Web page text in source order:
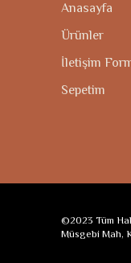
Anasayfa
Ürünler
İletişim
Sepetim
©2023 Tüm
Müsgebi Mah,